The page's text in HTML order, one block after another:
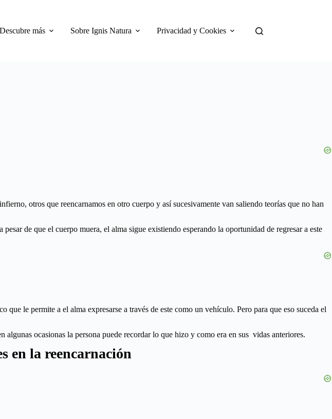
Descubre más Sobre Ignis Natura Privacidad y Cookies
otros que reencarnamos en otro cuerpo y así sucesivamente van saliendo teorías que no han
de que el cuerpo muera, el alma sigue existiendo esperando la oportunidad de regresar a este
le permite a el alma expresarse a través de este como un vehículo. Pero para que eso suceda el
ocasionas la persona puede recordar lo que hizo y como era en sus vidas anteriores.
en la reencarnación